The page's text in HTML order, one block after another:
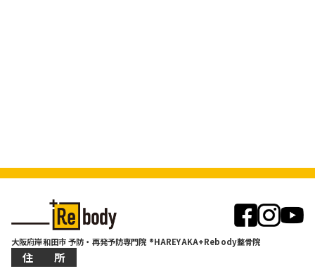
大阪府岸和田市 予防・再発予防専門院 ®HAREYAKA+Rebody整骨院
住 所